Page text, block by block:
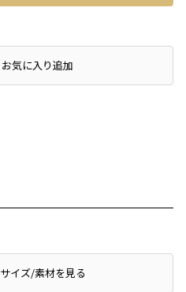
お気に入り追加
サイズ/素材を見る